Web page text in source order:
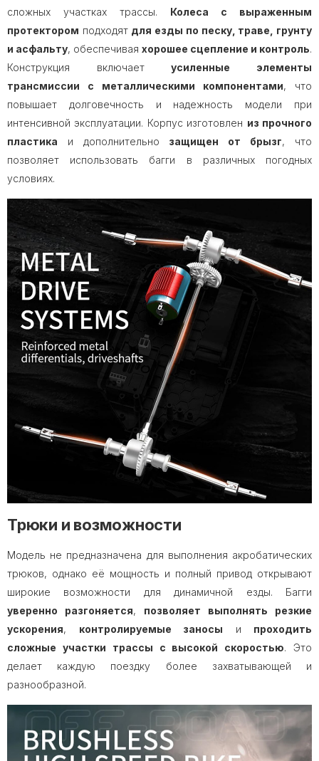
сложных участках трассы. Колеса с выраженным
протектором подходят для езды по песку, траве, грунту
и асфальту, обеспечивая хорошее сцепление и контроль.
Конструкция включаетусиленные элементы
трансмиссии с металлическими компонентами, что
повышает долговечность и надежность модели при
интенсивной эксплуатации. Корпус изготовлен из прочного
пластика и дополнительно защищен от брызг, что
позволяет использовать багги в различных погодных
условиях.
Трюки и возможности
Модель не предназначена для выполнения акробатических
трюков, однако её мощность и полный привод открывают
широкие возможности для динамичной езды. Багги
уверенно разгоняется, позволяет выполнять резкие
ускорения, контролируемые заносы и проходить
сложные участки трассы с высокой скоростью. Это
делает каждую поездку более захватывающей и
разнообразной.